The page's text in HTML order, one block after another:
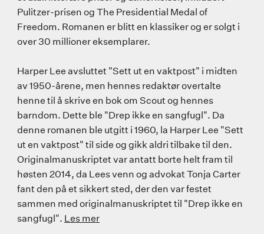
Pulitzer-prisen og The Presidential Medal of
Freedom. Romanen er blitt en klassiker og er solgt i
over 30 millioner eksemplarer.
Harper Lee avsluttet "Sett ut en vaktpost" i midten
av 1950-årene, men hennes redaktør overtalte
henne til å skrive en bok om Scout og hennes
barndom. Dette ble "Drep ikke en sangfugl". Da
denne romanen ble utgitt i 1960, la Harper Lee "Sett
ut en vaktpost" til side og gikk aldri tilbake til den.
Originalmanuskriptet var antatt borte helt fram til
høsten 2014, da Lees venn og advokat Tonja Carter
fant den på et sikkert sted, der den var festet
sammen med originalmanuskriptet til "Drep ikke en
sangfugl". Les mer